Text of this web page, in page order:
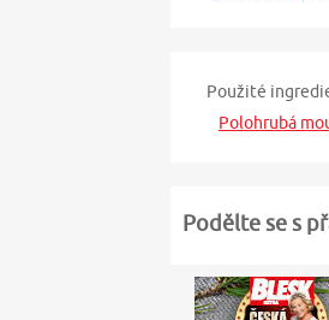
Použité
Polohrubá
Podělte se s